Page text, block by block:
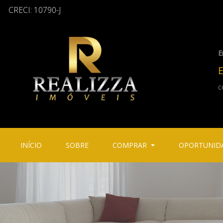
CRECI: 10790-J
INÍCIO (CURRENT)SOBRE(CURRENT)COMPRAR